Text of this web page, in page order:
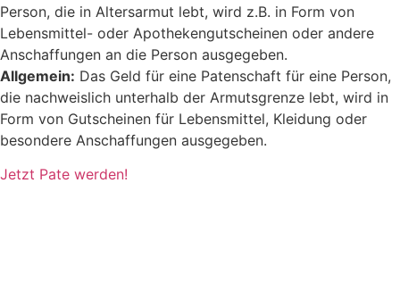
Person, die in Altersarmut lebt, wird z.B. in Form von
Lebensmittel- oder Apothekengutscheinen oder andere
Anschaffungen an die Person ausgegeben.
Allgemein: Das Geld für eine Patenschaft für eine Person,
die nachweislich unterhalb der Armutsgrenze lebt, wird in
Form von Gutscheinen für Lebensmittel, Kleidung oder
besondere Anschaffungen ausgegeben.
Jetzt Pate werden!